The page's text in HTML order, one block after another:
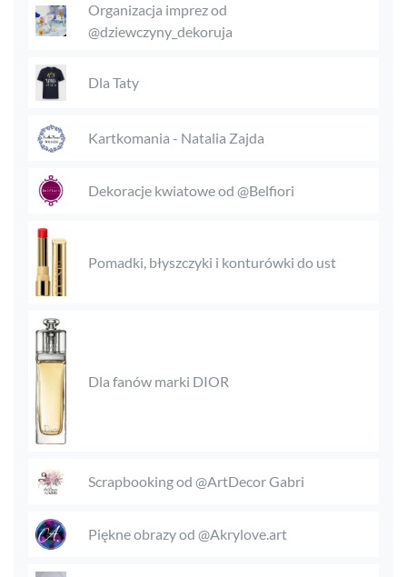
Organizacja imprez od
@dziewczyny_dekoruja
Dla Taty
Kartkomania - Natalia Zajda
Dekoracje kwiatowe od @Belfiori
Pomadki, błyszczyki i konturówki do ust
Dla fanów marki DIOR
Scrapbooking od @ArtDecor Gabri
Piękne obrazy od @Akrylove.art